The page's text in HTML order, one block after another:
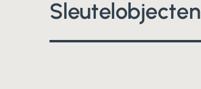
Sleutelobjecten